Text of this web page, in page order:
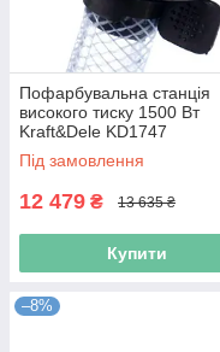
Пофарбувальна станція
високого тиску 1500 Вт
Kraft&Dele KD1747
фарбувальна станція
Під замовлення
12 479 ₴ 13 635 ₴
Купити
–8%